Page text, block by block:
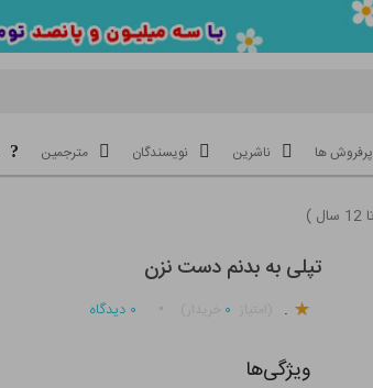
پرفروش ها ناشرین نویسندگان مترجمین
تپلی به بدنم دست نزن
. ۰ ۰ دیدگاه
ویژگی‌ها